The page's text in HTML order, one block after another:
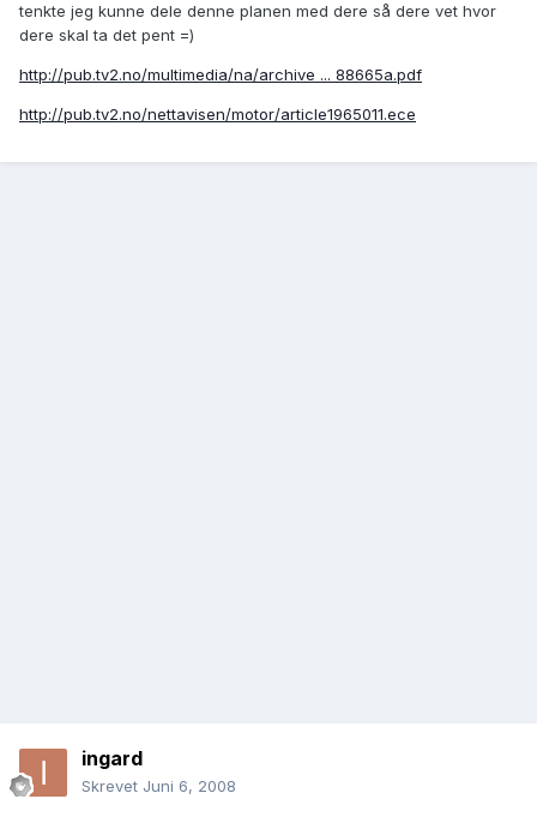
tenkte jeg kunne dele denne planen med dere så dere vet hvor
dere skal ta det pent =)
http://pub.tv2.no/multimedia/na/archive ... 88665a.pdf
http://pub.tv2.no/nettavisen/motor/article1965011.ece
ingard
Skrevet Juni 6, 2008